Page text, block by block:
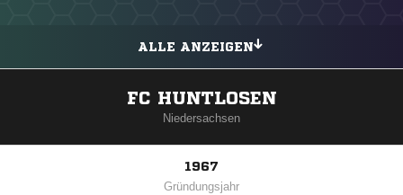
ALLE ANZEIGEN
FC HUNTLOSEN
Niedersachsen
1967
Gründungsjahr